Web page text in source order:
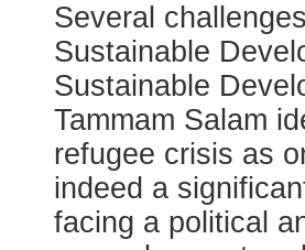
Several
Sustainable
Sustainable
Tammam Salam
refugee crisis as
indeed a
facing a political